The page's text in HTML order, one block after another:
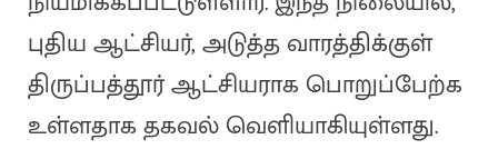
புதிய ஆட்சியர், அடுத்த வாரத்திக்குள்
திருப்பத்தூர் ஆட்சியராக பொறுப்பேற்க
உள்ளதாக தகவல் வெளியாகியுள்ளது.